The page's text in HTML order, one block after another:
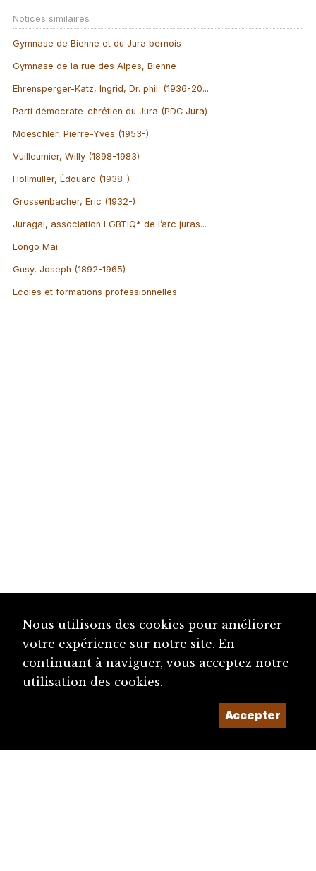
Notices similaires
Gymnase de Bienne et du Jura bernois
Gymnase de la rue des Alpes, Bienne
Ehrensperger-Katz, Ingrid, Dr. phil. (1936-20...
Parti démocrate-chrétien du Jura (PDC Jura)
Moeschler, Pierre-Yves (1953-)
Vuilleumier, Willy (1898-1983)
Höllmüller, Édouard (1938-)
Grossenbacher, Eric (1932-)
Juragai, association LGBTIQ* de l’arc juras...
Longo Maï
Gusy, Joseph (1892-1965)
Ecoles et formations professionnelles
Nous utilisons des cookies pour améliorer
votre expérience sur notre site. En
continuant à naviguer, vous acceptez notre
utilisation des cookies.
Accepter